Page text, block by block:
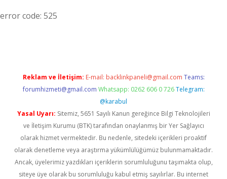
error code: 525
Reklam ve İletişim: E-mail: backlinkpaneli@gmail.com Teams:
forumhizmeti@gmail.com Whatsapp: 0262 606 0 726 Telegram:
@karabul
Yasal Uyarı: Sitemiz, 5651 Sayılı Kanun gereğince Bilgi Teknolojileri
ve İletişim Kurumu (BTK) tarafından onaylanmış bir Yer Sağlayıcı
olarak hizmet vermektedir. Bu nedenle, sitedeki içerikleri proaktif
olarak denetleme veya araştırma yükümlülüğümüz bulunmamaktadır.
Ancak, üyelerimiz yazdıkları içeriklerin sorumluluğunu taşımakta olup,
siteye üye olarak bu sorumluluğu kabul etmiş sayılırlar. Bu internet